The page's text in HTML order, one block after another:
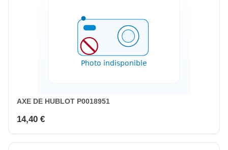
AXE DE HUBLOT P0018951
14,40 €